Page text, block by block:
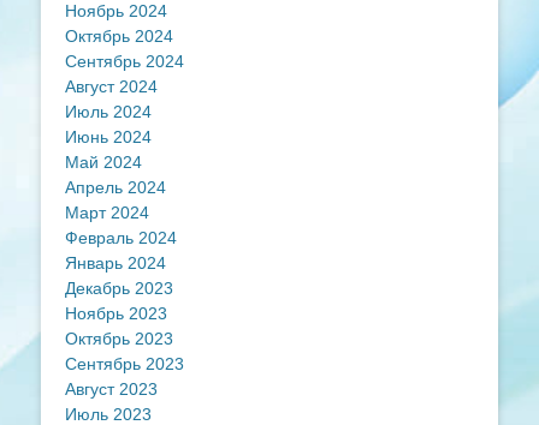
Ноябрь 2024
Октябрь 2024
Сентябрь 2024
Август 2024
Июль 2024
Июнь 2024
Май 2024
Апрель 2024
Март 2024
Февраль 2024
Январь 2024
Декабрь 2023
Ноябрь 2023
Октябрь 2023
Сентябрь 2023
Август 2023
Июль 2023